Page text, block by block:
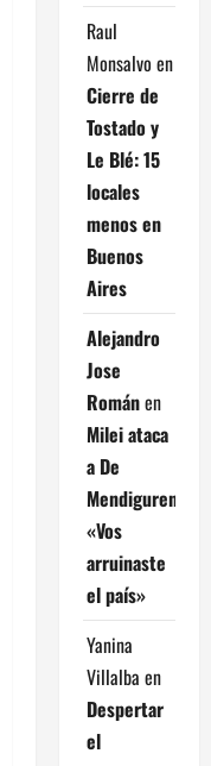
Raul
Monsalvo en
Cierre de
Tostado y
Le Blé: 15
locales
menos en
Buenos
Aires
Alejandro
Jose
Románen
Milei ataca
a De
Mendiguren:
«Vos
arruinaste
el país»
Yanina
Villalba en
Despertar
el